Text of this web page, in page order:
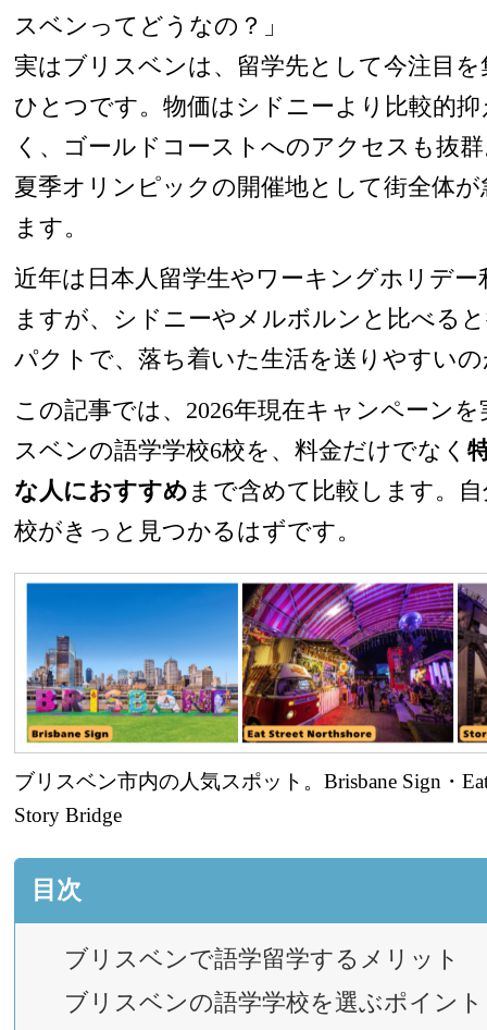
スベンってどうなの？」
実はブリスベンは、留学先として今注目
ひとつです。物価はシドニーより比較的
く、ゴールドコーストへのアクセスも抜
夏季オリンピックの開催地として街全体
ます。
近年は日本人留学生やワーキングホリデ
ますが、シドニーやメルボルンと比べる
パクトで、落ち着いた生活を送りやすい
この記事では、2026年現在キャンペーン
スベンの語学学校6校を、料金だけでなく
な人におすすめ まで含めて比較します。
校がきっと見つかるはずです。
ブリスベン市内の人気スポット。Brisbane Sign・
Story Bridge
目次
ブリスベンで語学留学するメリット
ブリスベンの語学学校を選ぶポイント